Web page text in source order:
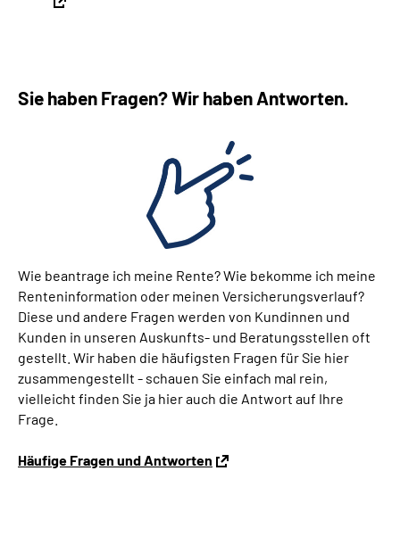
Sie haben Fragen? Wir haben Antworten.
Wie beantrage ich meine Rente? Wie bekomme ich meine
Renteninformation oder meinen Versicherungsverlauf?
Diese und andere Fragen werden von Kundinnen und
Kunden in unseren Auskunfts- und Beratungsstellen oft
gestellt. Wir haben die häufigsten Fragen für Sie hier
zusammengestellt - schauen Sie einfach mal rein,
vielleicht finden Sie ja hier auch die Antwort auf Ihre
Frage.
Häufige Fragen und Antworten